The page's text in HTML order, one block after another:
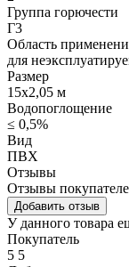
Группа горючести
Г3
Область
для
Размер
15х2,05 м
Водопоглощение
≤ 0,5%
Вид
ПВХ
Отзывы
Отзывы
Добавить отзыв
У данного товара
Покупатель
5 5